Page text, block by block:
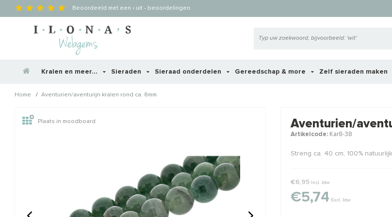
Beoordeeld met een - uit - beoordelingen
Kralen en meer... Sieraden Sieraad onderdelen Gereedschap & more Zelf sieraden maken
Home / Aventurien/aventurijn kralen rond ca. 8mm
Wellicht zijn deze producten ook interessant voor je?
Plaats in moodboard Aventurien/
Artikelcode:Kar8-38
Streng ca. 40 cm, 100% natuurlijk
€6,95 Incl. btw
€5,74 Excl. btw